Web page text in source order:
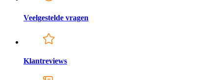
Veelgestelde vragen
Klantreviews